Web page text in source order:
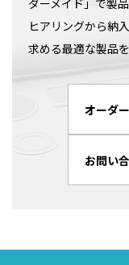
ダーメイド」で製
ヒアリングから納
求める最適な製品を
オーダ
お問い